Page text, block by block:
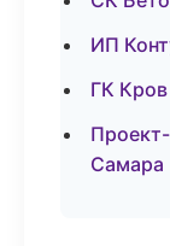
ИП
ГК
Самара